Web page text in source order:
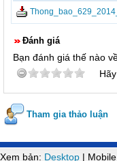
Đánh giá
Bạn đánh giá thế nào
Tham gia thảo luận
Xem bản: Desktop | Mobile